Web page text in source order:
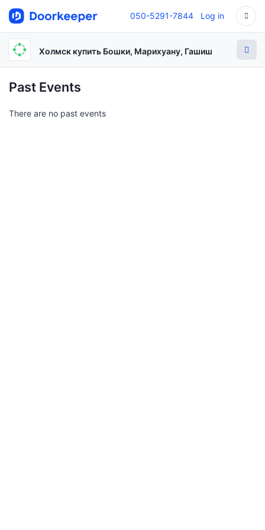
050-5291-7844 Log in
Холмск купить Бошки, Марихуану, Гашиш
Past Events
There are no past events